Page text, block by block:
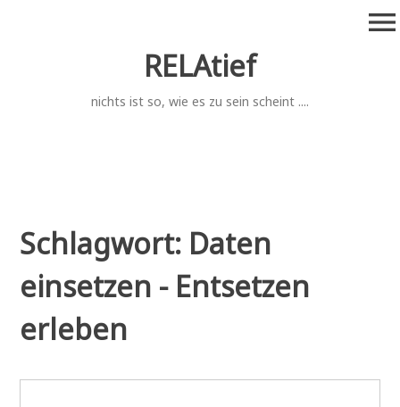
RELAtief
nichts ist so, wie es zu sein scheint ....
menu
Schlagwort: Daten
einsetzen - Entsetzen
erleben